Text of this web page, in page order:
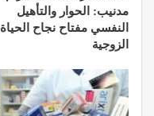
مدنيب: الحوار والتأهيل
النفسي مفتاح نجاح الحياة
الزوجية